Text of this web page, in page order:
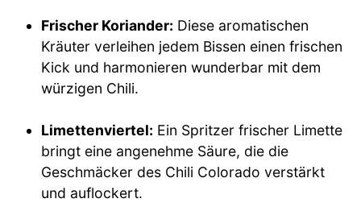
Frischer Koriander: Diese aromatischen
Kräuter verleihen jedem Bissen einen frischen
Kick und harmonieren wunderbar mit dem
würzigen Chili.
Limettenviertel: Ein Spritzer frischer Limette
bringt eine angenehme Säure, die die
Geschmäcker des Chili Colorado verstärkt
und auflockert.